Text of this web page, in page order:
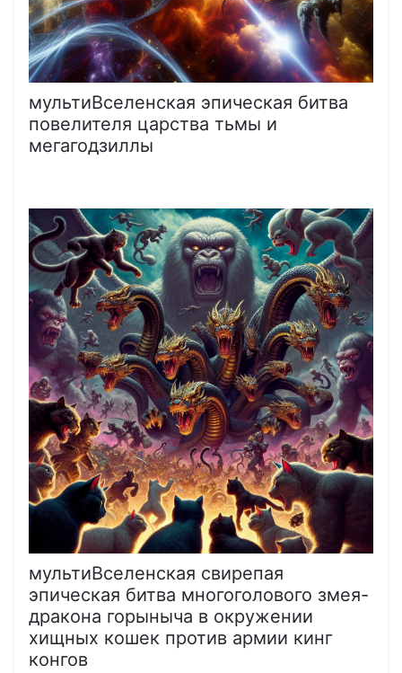
мультиВселенская эпическая битва
повелителя царства тьмы и
мегагодзиллы
мультиВселенская свирепая
эпическая битва многоголового змея-
дракона горыныча в окружении
хищных кошек против армии кинг
конгов